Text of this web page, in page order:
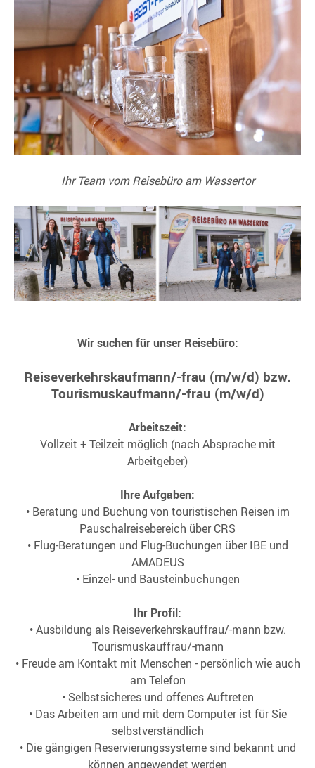
Ihr Team vom Reisebüro am Wassertor
Wir suchen für unser Reisebüro:
Reiseverkehrskaufmann/-frau (m/w/d) bzw.
Tourismuskaufmann/-frau (m/w/d)
Arbeitszeit:
Vollzeit + Teilzeit möglich (nach Absprache mit
Arbeitgeber)
Ihre Aufgaben:
• Beratung und Buchung von touristischen Reisen im
Pauschalreisebereich über CRS
• Flug-Beratungen und Flug-Buchungen über IBE und
AMADEUS
• Einzel- und Bausteinbuchungen
Ihr Profil:
• Ausbildung als Reiseverkehrskauffrau/-mann bzw.
Tourismuskauffrau/-mann
• Freude am Kontakt mit Menschen - persönlich wie auch
am Telefon
• Selbstsicheres und offenes Auftreten
• Das Arbeiten am und mit dem Computer ist für Sie
selbstverständlich
• Die gängigen Reservierungssysteme sind bekannt und
können angewendet werden